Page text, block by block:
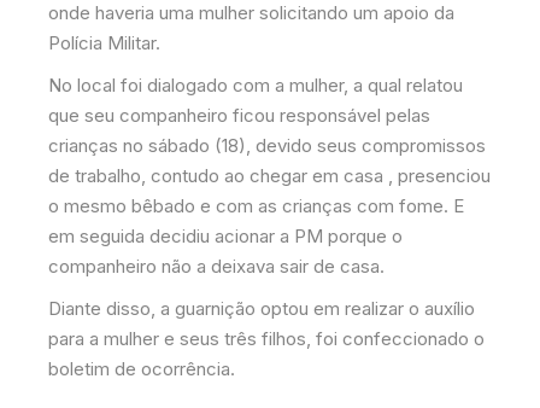
onde haveria uma mulher solicitando um apoio da
Polícia Militar.
No local foi dialogado com a mulher, a qual relatou
que seu companheiro ficou responsável pelas
crianças no sábado (18), devido seus compromissos
de trabalho, contudo ao chegar em casa , presenciou
o mesmo bêbado e com as crianças com fome. E
em seguida decidiu acionar a PM porque o
companheiro não a deixava sair de casa.
Diante disso, a guarnição optou em realizar o auxílio
para a mulher e seus três filhos, foi confeccionado o
boletim de ocorrência.